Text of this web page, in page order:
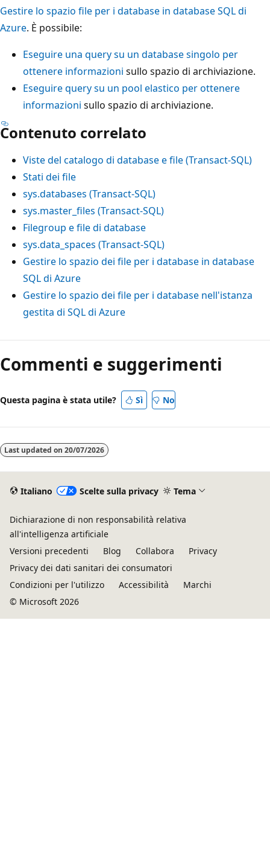
Gestire lo spazio file per i database in database SQL di
Azure. È possibile:
Eseguire una query su un database singolo per
ottenere informazioni sullo spazio di archiviazione.
Eseguire query su un pool elastico per ottenere
informazioni sullo spazio di archiviazione.
Contenuto correlato
Viste del catalogo di database e file (Transact-SQL)
Stati dei file
sys.databases (Transact-SQL)
sys.master_files (Transact-SQL)
Filegroup e file di database
sys.data_spaces (Transact-SQL)
Gestire lo spazio dei file per i database in database
SQL di Azure
Gestire lo spazio dei file per i database nell'istanza
gestita di SQL di Azure
Commenti e suggerimenti
Questa pagina è stata utile? Sì No
Last updated on 20/07/2026
Italiano Scelte sulla privacy Tema
Dichiarazione di non responsabilità relativa
all'intelligenza artificiale
Versioni precedenti
Blog Collabora
Privacy
Privacy dei dati sanitari dei consumatori
Condizioni per l'utilizzo
Accessibilità
Marchi
© Microsoft 2026